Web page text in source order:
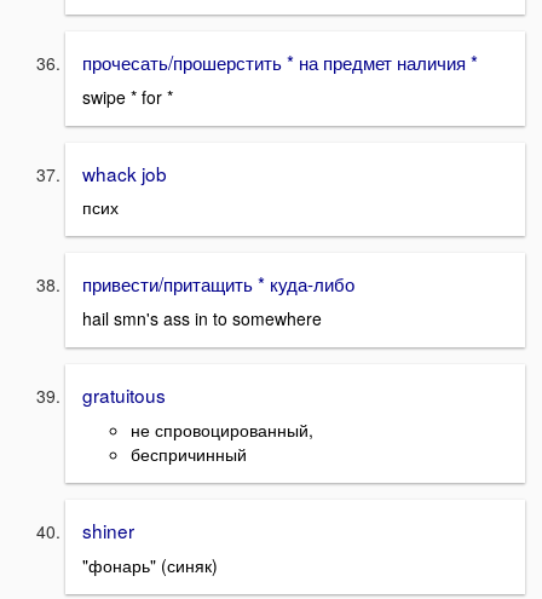
прочесать/прошерстить * на предмет наличия *
swipe * for *
whack job
псих
привести/притащить * куда-либо
hail smn's ass in to somewhere
gratuitous
не спровоцированный,
беспричинный
shiner
"фонарь" (синяк)